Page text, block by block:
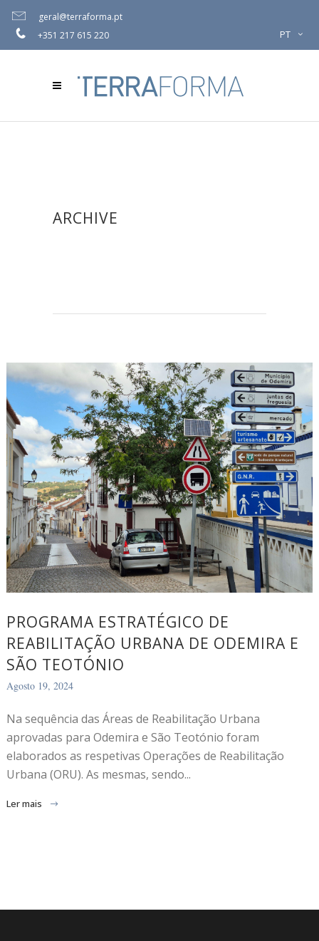
geral@terraforma.pt
+351 217 615 220
PT
ARCHIVE
PROGRAMA ESTRATÉGICO DE
REABILITAÇÃO URBANA DE ODEMIRA E
SÃO TEOTÓNIO
Agosto 19, 2024
Na sequência das Áreas de Reabilitação Urbana
aprovadas para Odemira e São Teotónio foram
elaborados as respetivas Operações de Reabilitação
Urbana (ORU). As mesmas, sendo...
Ler mais